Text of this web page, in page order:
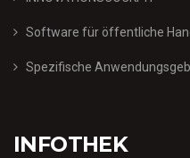
Software für öffentliche
Spezifische
INFOTHEK